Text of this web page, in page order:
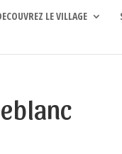
LE VILLAGE